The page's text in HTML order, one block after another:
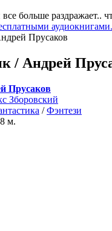
больше раздражает..
аудиокнигами.
/ Андрей
Прусаков
Зборовский
/Фэнтези
м.